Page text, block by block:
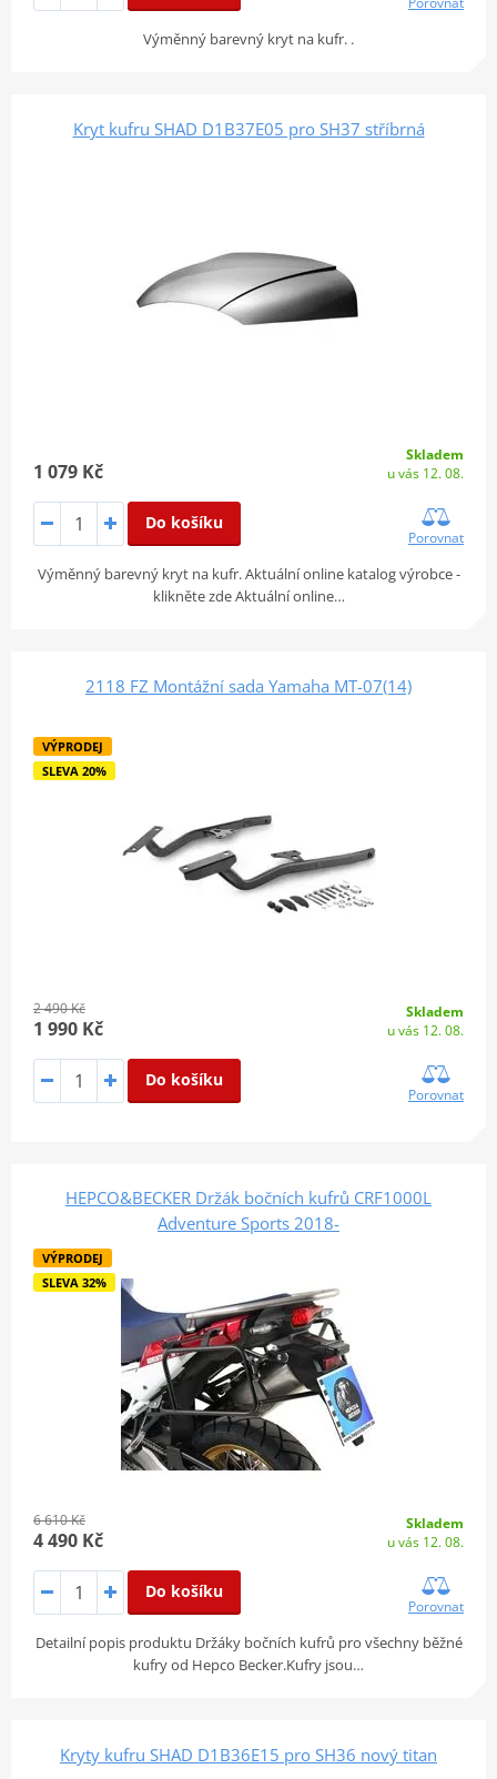
Výměnný barevný kryt na kufr. .
Kryt kufru SHAD D1B37E05 pro SH37 stříbrná
1 079 Kč
Skladem
u vás 12. 08.
Do košíku
Porovnat
Výměnný barevný kryt na kufr. Aktuální online katalog výrobce -
klikněte zde Aktuální online…
2118 FZ Montážní sada Yamaha MT-07(14)
VÝPRODEJ
SLEVA 20%
2 490 Kč
1 990 Kč
Skladem
u vás 12. 08.
Do košíku
Porovnat
HEPCO&BECKER Držák bočních kufrů CRF1000L
Adventure Sports 2018-
VÝPRODEJ
SLEVA 32%
6 610 Kč
4 490 Kč
Skladem
u vás 12. 08.
Do košíku
Porovnat
Detailní popis produktu Držáky bočních kufrů pro všechny běžné
kufry od Hepco Becker.Kufry jsou…
Kryty kufru SHAD D1B36E15 pro SH36 nový titan